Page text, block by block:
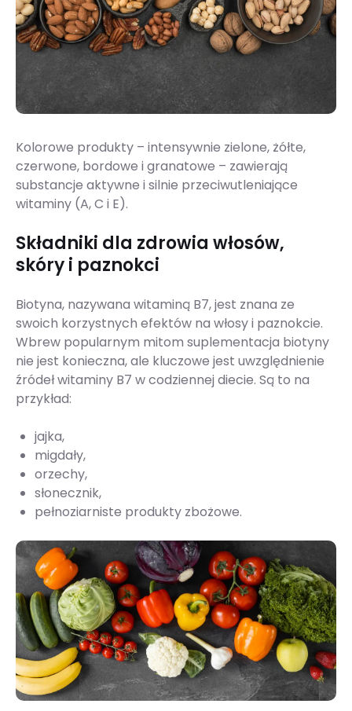
Kolorowe produkty – intensywnie zielone, żółte,
czerwone, bordowe i granatowe – zawierają
substancje aktywne i silnie przeciwutleniające
witaminy (A, C i E).
Składniki dla zdrowia włosów,
skóry i paznokci
Biotyna, nazywana witaminą B7, jest znana ze
swoich korzystnych efektów na włosy i paznokcie.
Wbrew popularnym mitom suplementacja biotyny
nie jest konieczna, ale kluczowe jest uwzględnienie
źródeł witaminy B7 w codziennej diecie. Są to na
przykład:
jajka,
migdały,
orzechy,
słonecznik,
pełnoziarniste produkty zbożowe.